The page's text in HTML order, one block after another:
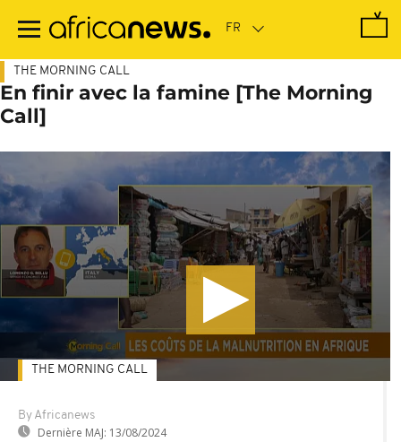
contenu
THE MORNING CALL
En finir avec la famine [The Morning
Call]
By Africanews
Dernière MAJ: 13/08/2024
THE MORNING CALL